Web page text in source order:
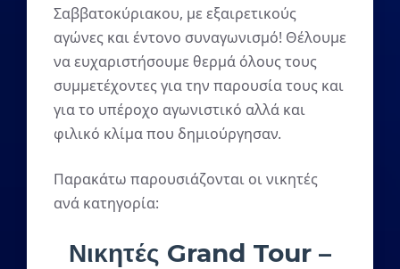
Σαββατοκύριακου, με εξαιρετικούς
αγώνες και έντονο συναγωνισμό! Θέλουμε
να ευχαριστήσουμε θερμά όλους τους
συμμετέχοντες για την παρουσία τους και
για το υπέροχο αγωνιστικό αλλά και
φιλικό κλίμα που δημιούργησαν.
Παρακάτω παρουσιάζονται οι νικητές
ανά κατηγορία:
Νικητές Grand Tour –